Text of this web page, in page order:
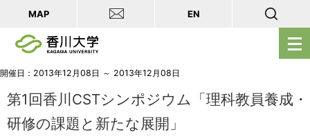
メ
ニ
ー
MAP EN
開催日：2013年12月08日 ～ 2013年12月08日
第1回香川CSTシンポジウム「理科教員養成・
研修の課題と新たな展開」